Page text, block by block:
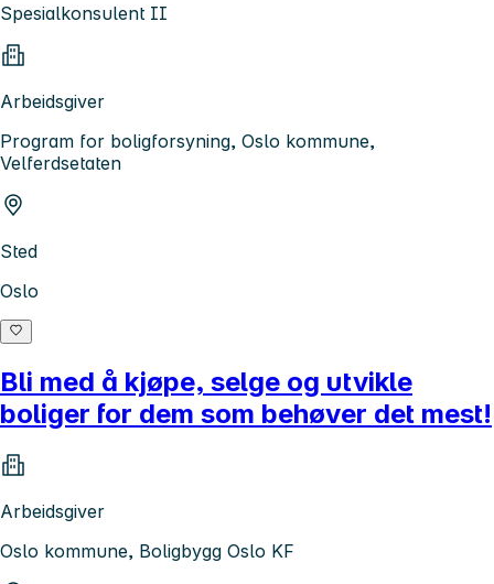
Spesialkonsulent II
Arbeidsgiver
Program for boligforsyning, Oslo kommune,
Velferdsetaten
Sted
Oslo
Bli med å kjøpe, selge og utvikle
boliger for dem som behøver det mest!
Arbeidsgiver
Oslo kommune, Boligbygg Oslo KF